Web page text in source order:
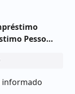
Pessoal
informado